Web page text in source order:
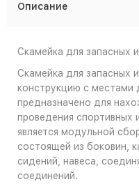
Описание
Скамейка для запасных
Скамейка для запасных
конструкцию с местами
предназначено для
проведения спортивных
является модульной
состоящей из боковин,
сидений, навеса,
соединений.